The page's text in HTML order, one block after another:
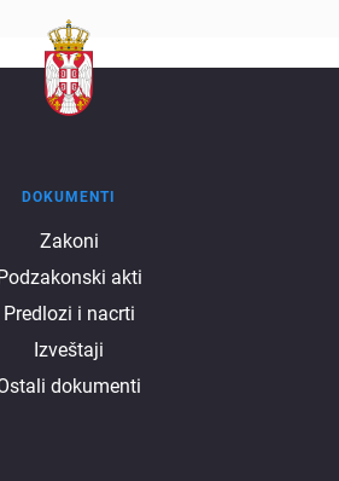
DOKUMENTI
Zakoni
Podzakonski akti
Predlozi i nacrti
Izveštaji
dokumenti